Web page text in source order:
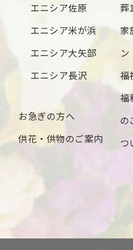
エニシア佐原
エニシア米が浜
エニシア大矢部
エニシア長沢
お急ぎの方へ
供花・供物のご案内
葬
家
ン
福
福
の
つ